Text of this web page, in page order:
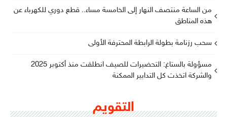
من الساعة منتصف النهار إلى الخامسة مساء.. قطع دوري للكهرباء عن
هذه المناطق
سحب رزنامة بطولة الرابطة المحترفة الأولى
مسؤولة بالستاغ: التحضيرات للصيف انطلقت منذ أكتوبر 2025
والشركة اتخذت كل التدابير الممكنة
التقويم